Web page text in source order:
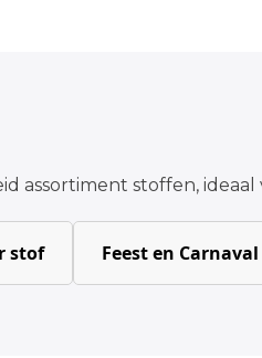
assortiment stoffen,
stof Feest en Carnaval